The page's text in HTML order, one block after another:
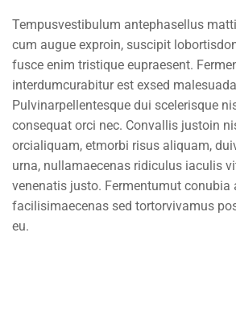
Tempusvestibulum antephasellus
cum augue exproin, suscipit
fusce enim tristique eupraesent.
interdumcurabitur est exsed
Pulvinarpellentesque dui scelerisque
consequat orci nec. Convallis justoin
orcialiquam, etmorbi risus aliquam,
urna, nullamaecenas ridiculus iaculis
venenatis justo. Fermentumut conubia
facilisimaecenas sed tortorvivamus
eu.
Gallery
FAQs
Support
Documentation
Forums